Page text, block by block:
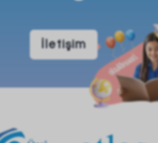
İletişim